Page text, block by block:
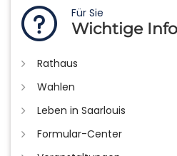
Für Sie
Wichtige
Rathaus
Wahlen
Leben in Saarlouis
Formular-Center